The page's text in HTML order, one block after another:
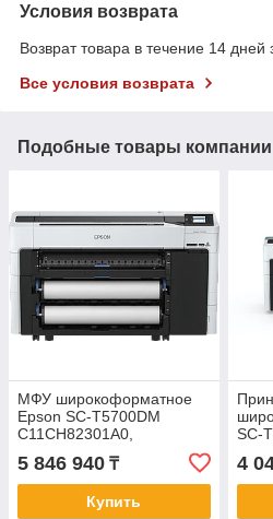
Условия возврата
Возврат товара в течение 14 дней
Все условия возврата
Подобные товары компании
МФУ широкоформатное
Epson SC-T5700DM
C11CH82301A0,
36apos;apos; А0 914mm,
16,3 сек/А1, 6 цв, 960ГБ,
PS, 2
5 846 940 ₸
Купить
SC-
4